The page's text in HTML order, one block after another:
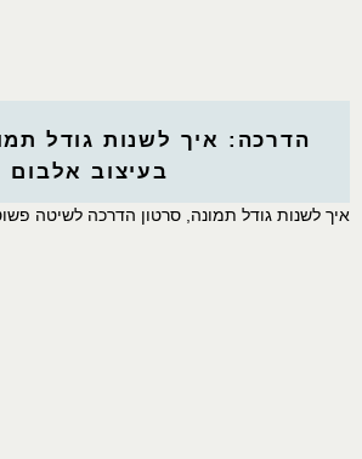
הדרכה: איך לשנות גודל
בעיצוב אלבום
איך לשנות גודל תמונה, סרטון הדרכה לשיטה